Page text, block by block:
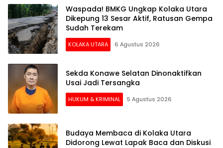
Waspada! BMKG Ungkap Kolaka Utara
Dikepung 13 Sesar Aktif, Ratusan Gempa
Sudah Terekam
KOLAKA UTARA 6 Agustus 2026
Sekda Konawe Selatan Dinonaktifkan
Usai Jadi Tersangka
HUKUM & KRIMINAL 5 Agustus 2026
Budaya Membaca di Kolaka Utara
Didorong Lewat Lapak Baca dan Diskusi